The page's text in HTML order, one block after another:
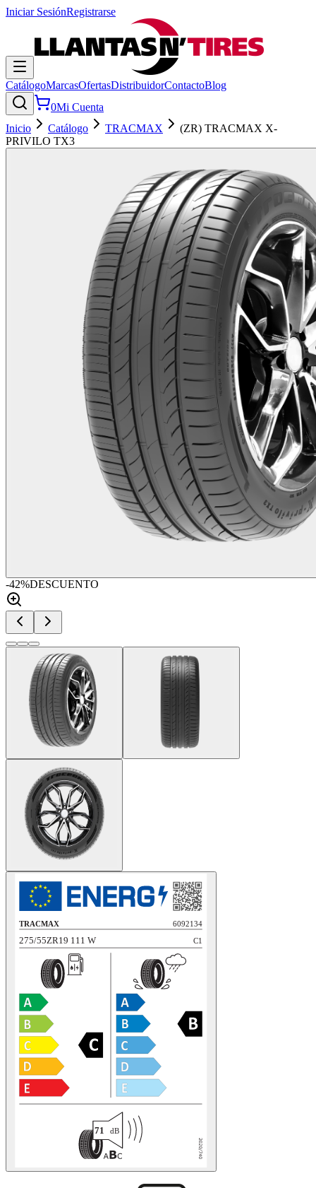
Iniciar SesiónRegistrarse
CatálogoMarcasOfertasDistribuidorContactoBlog
0Mi Cuenta
Inicio
Catálogo TRACMAX
(ZR) TRACMAX X-
PRIVILO TX3
-42%DESCUENTO